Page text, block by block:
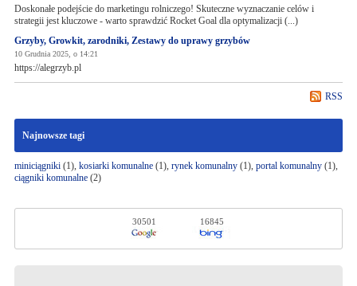
Doskonałe podejście do marketingu rolniczego! Skuteczne wyznaczanie celów i
strategii jest kluczowe - warto sprawdzić Rocket Goal dla optymalizacji (...)
Grzyby, Growkit, zarodniki, Zestawy do uprawy grzybów
10 Grudnia 2025, o 14:21
https://alegrzyb.pl
RSS
Najnowsze tagi
miniciągniki(1), kosiarki komunalne(1), rynek komunalny(1), portal komunalny(1),
ciągniki komunalne(2)
30501 16845